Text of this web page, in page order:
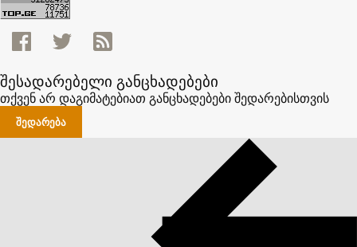
შესადარებელი განცხადებები
თქვენ არ დაგიმატებიათ განცხადებები შედარებისთვის
ᲨᲔᲓᲐᲠᲔᲑᲐ